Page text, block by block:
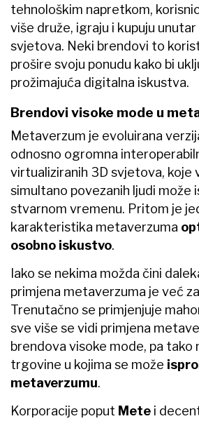
tehnološkim napretkom,
više druže, igraju i kupuju
svjetova. Neki brendovi to
prošire svoju ponudu kako bi
prožimajuća digitalna iskustva.
Brendovi visoke mode u
Metaverzum je evoluirana
odnosno ogromna
virtualiziranih 3D svjetova, koje
simultano povezanih ljudi može
stvarnom vremenu. Pritom je
karakteristika metaverzuma
osobno iskustvo.
Iako se nekima možda čini
primjena metaverzuma je već
Trenutačno se primjenjuje
sve više se vidi primjena
brendova visoke mode, pa tako
trgovine u kojima se može
metaverzumu.
Korporacije poput Mete i